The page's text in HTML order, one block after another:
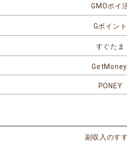
GMOポイ
Gポイント
すぐたま
PONEY
副収入のす